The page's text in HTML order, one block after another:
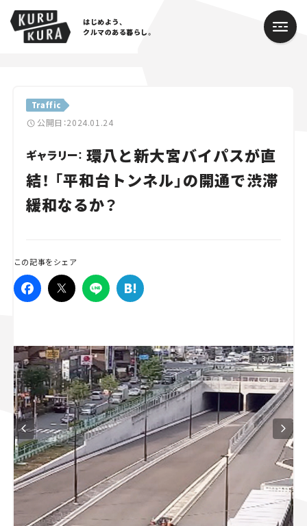
はじめよう、
クルマのある暮らし。
Traffic
公開日：2024.01.24
ギャラリー： 環八と新大宮バイパスが直
結！ 「平和台トンネル」の開通で渋滞
緩和なるか？
この記事をシェア
3/3
Cars
Lifestyle
Traffic
Special
Campaign
人気のハッシュタグ